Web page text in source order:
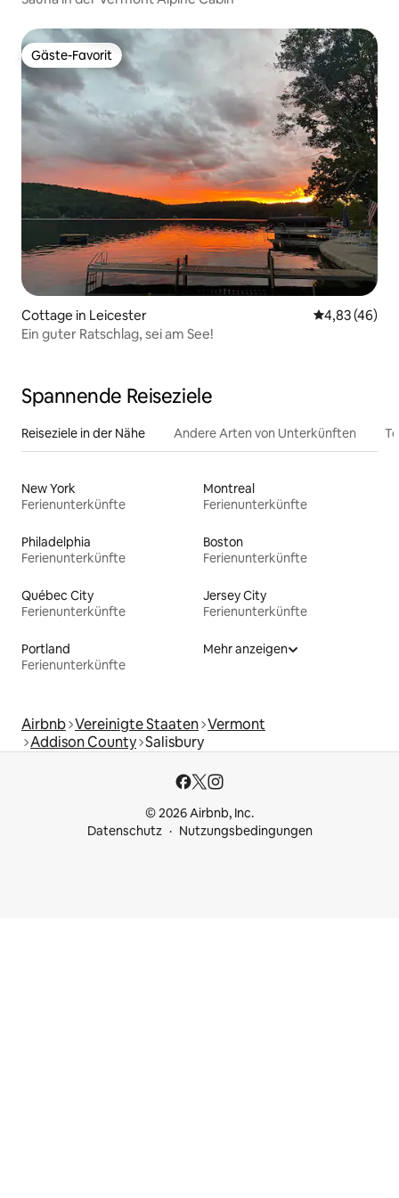
Gäste-Favorit
Gäste-Favorit
Cottage in Leicester
4,83 (46)
Ein guter Ratschlag, sei am See!
Spannende Reiseziele
Reiseziele in der Nähe Andere Arten von Unterkünften
New York
Ferienunterkünfte
Montreal
Ferienunterkünfte
Philadelphia
Ferienunterkünfte
Boston
Ferienunterkünfte
Québec City
Ferienunterkünfte
Jersey City
Ferienunterkünfte
Portland
Ferienunterkünfte
Mehr anzeigen
Airbnb Vereinigte Staaten Vermont
Addison County Salisbury
© 2026 Airbnb, Inc.
Datenschutz
Nutzungsbedingungen